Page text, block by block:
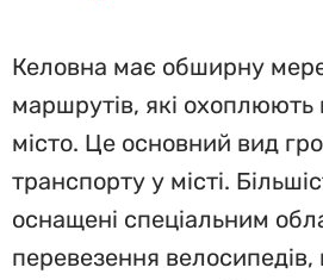
Келовна має обширну
маршрутів, які охоплюють
місто. Це основний вид
транспорту у місті.
оснащені спеціальним
перевезення велосипедів,